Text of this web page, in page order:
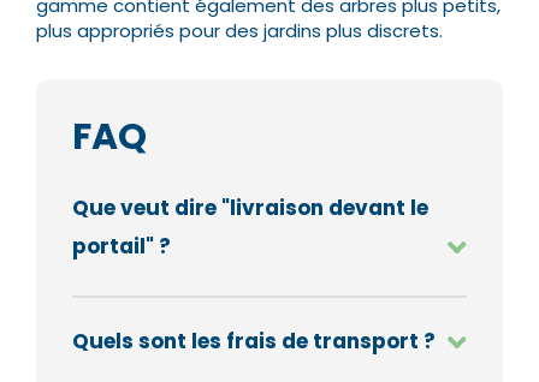
gamme contient également des arbres plus petits,
plus appropriés pour des jardins plus discrets.
FAQ
Que veut dire "livraison devant le
portail" ?
Quels sont les frais de transport ?